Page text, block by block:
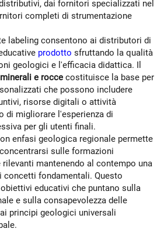
dai fornitori specializzati nel
completi di strumentazione
labeling consentono ai distributori di
prodotto sfruttando la qualità
geologici e l'efficacia didattica. Il
e rocce costituisce la base per
che possono includere
risorse digitali o attività
di migliorare l'esperienza di
per gli utenti finali.
enfasi geologica regionale permette
sulle formazioni
mantenendo al contempo una
concetti fondamentali. Questo
educativi che puntano sulla
e sulla consapevolezza delle
principi geologici universali